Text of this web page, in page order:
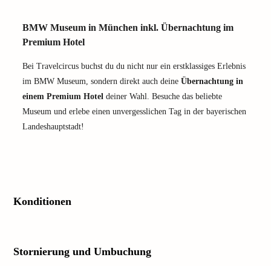
BMW Museum in München inkl. Übernachtung im
Premium Hotel
Bei Travelcircus buchst du du nicht nur ein erstklassiges Erlebnis
im BMW Museum, sondern direkt auch deine Übernachtung in
einem Premium Hotel deiner Wahl. Besuche das beliebte
Museum und erlebe einen unvergesslichen Tag in der bayerischen
Landeshauptstadt!
Konditionen
Stornierung und Umbuchung